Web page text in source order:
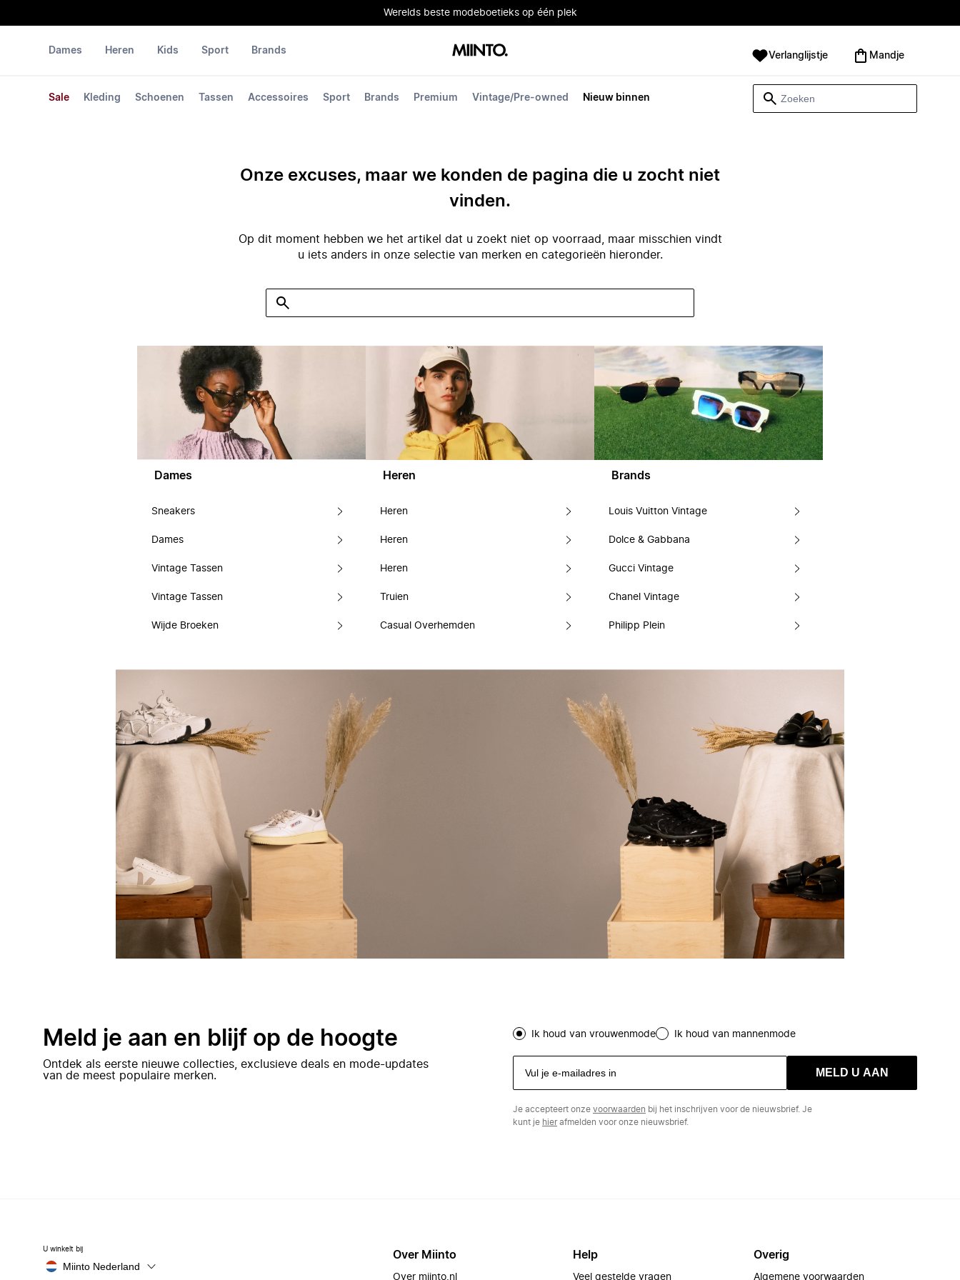
Werelds beste modeboetieks op één plek
Dames
Sale Kleding Schoenen Tassen Accessoires Sport Brands Premium Vintage/Pre-owned Nieuw binnen
Heren Kids Sport Brands Verlanglijstje Mandje
Onze excuses, maar we konden de pagina die u zocht niet
vinden.
Op dit moment hebben we het artikel dat u zoekt niet op voorraad, maar misschien vindt
u iets anders in onze selectie van merken en categorieën hieronder.
Dames
Sneakers
Dames
Vintage Tassen
Vintage Tassen
Wijde Broeken
Heren
Heren
Heren
Heren
Truien
Casual Overhemden
Brands
Louis Vuitton Vintage
Dolce & Gabbana
Gucci Vintage
Chanel Vintage
Philipp Plein
Meld je aan en blijf op de hoogte
Ontdek als eerste nieuwe collecties, exclusieve deals en mode-updates
van de meest populaire merken.
Ik houd van vrouwenmode Ik houd van mannenmode
MELD U AAN
Je accepteert onze voorwaarden bij het inschrijven voor de nieuwsbrief. Je
kunt je hierafmelden voor onze nieuwsbrief.
U winkelt bij
Miinto Nederland
Over Miinto
Over miinto.nl
Help
Veel gestelde vragen
Overig
Algemene voorwaarden